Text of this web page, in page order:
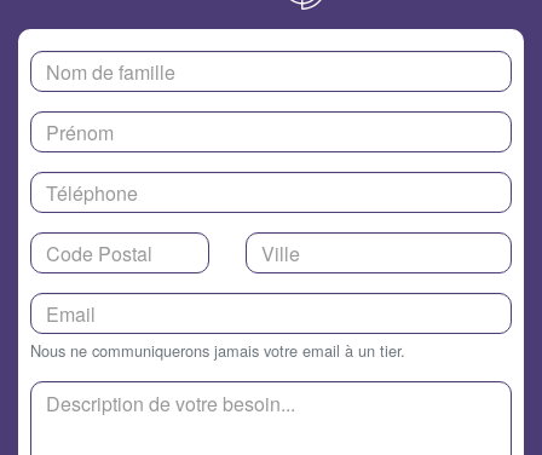
Nous ne communiquerons jamais votre email à un tier.